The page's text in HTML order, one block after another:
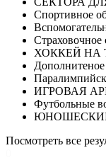
Спортивное
Страховочное
ХОККЕЙ НА
ИГРОВАЯ
Футбольные
Посмотреть все